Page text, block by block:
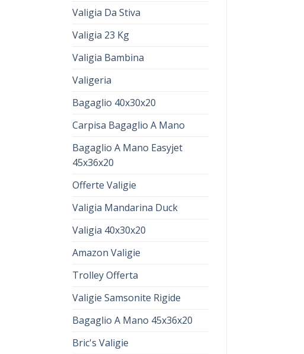
Valigia Da Stiva
Valigia 23 Kg
Valigia Bambina
Valigeria
Bagaglio 40x30x20
Carpisa Bagaglio A Mano
Bagaglio A Mano Easyjet
45x36x20
Offerte Valigie
Valigia Mandarina Duck
Valigia 40x30x20
Amazon Valigie
Trolley Offerta
Valigie Samsonite Rigide
Bagaglio A Mano 45x36x20
Bric's Valigie